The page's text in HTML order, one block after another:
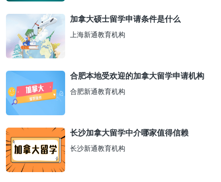
加拿大硕士留学申请条件是什么
上海新通教育机构
合肥本地受欢迎的加拿大留学申请机构
合肥新通教育机构
长沙加拿大留学中介哪家值得信赖
长沙新通教育机构